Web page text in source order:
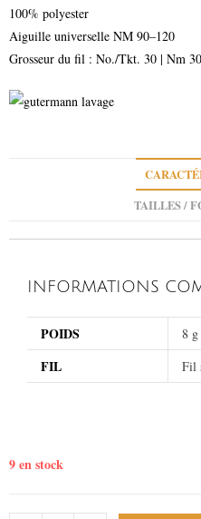
100% polyester
Aiguille universelle NM 90–120
Grosseur du fil : No./Tkt. 30 | Nm
TAILLES /
INFORMATIONS
POIDS 8 g
FIL Fil
9 en stock